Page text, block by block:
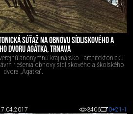
SÚŤAŽ NA OBNOVU SÍDLISKOVÉHO A
DVORU AGÁTKA, TRNAVA
anonymnú krajinársko - architektonickú
riešenia obnovy sídliskového a školského
dvora „Agátka“.
3406 0+21 -1